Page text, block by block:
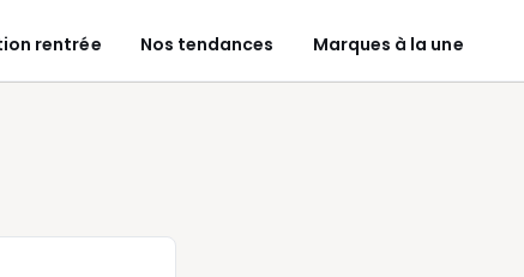
rentrée Nos tendances Marques à la une
Redoute